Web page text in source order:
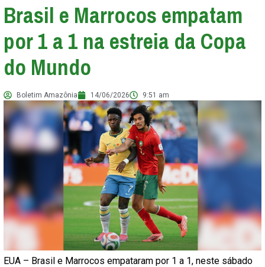
Brasil e Marrocos empatam
por 1 a 1 na estreia da Copa
do Mundo
Boletim Amazônia 14/06/2026 9:51 am
EUA – Brasil e Marrocos empataram por 1 a 1, neste sábado